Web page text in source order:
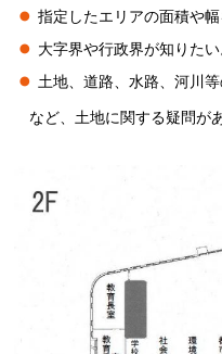
指定したエリアの面積や幅
大字界や行政界が知りたい
土地、道路、水路、河川等
など、土地に関する疑問が